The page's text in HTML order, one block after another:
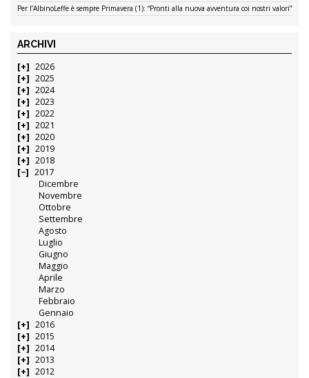
Per l’AlbinoLeffe è sempre Primavera (1): “Pronti alla nuova avventura coi nostri valori”
ARCHIVI
2026
2025
2024
2023
2022
2021
2020
2019
2018
2017
Dicembre
Novembre
Ottobre
Settembre
Agosto
Luglio
Giugno
Maggio
Aprile
Marzo
Febbraio
Gennaio
2016
2015
2014
2013
2012